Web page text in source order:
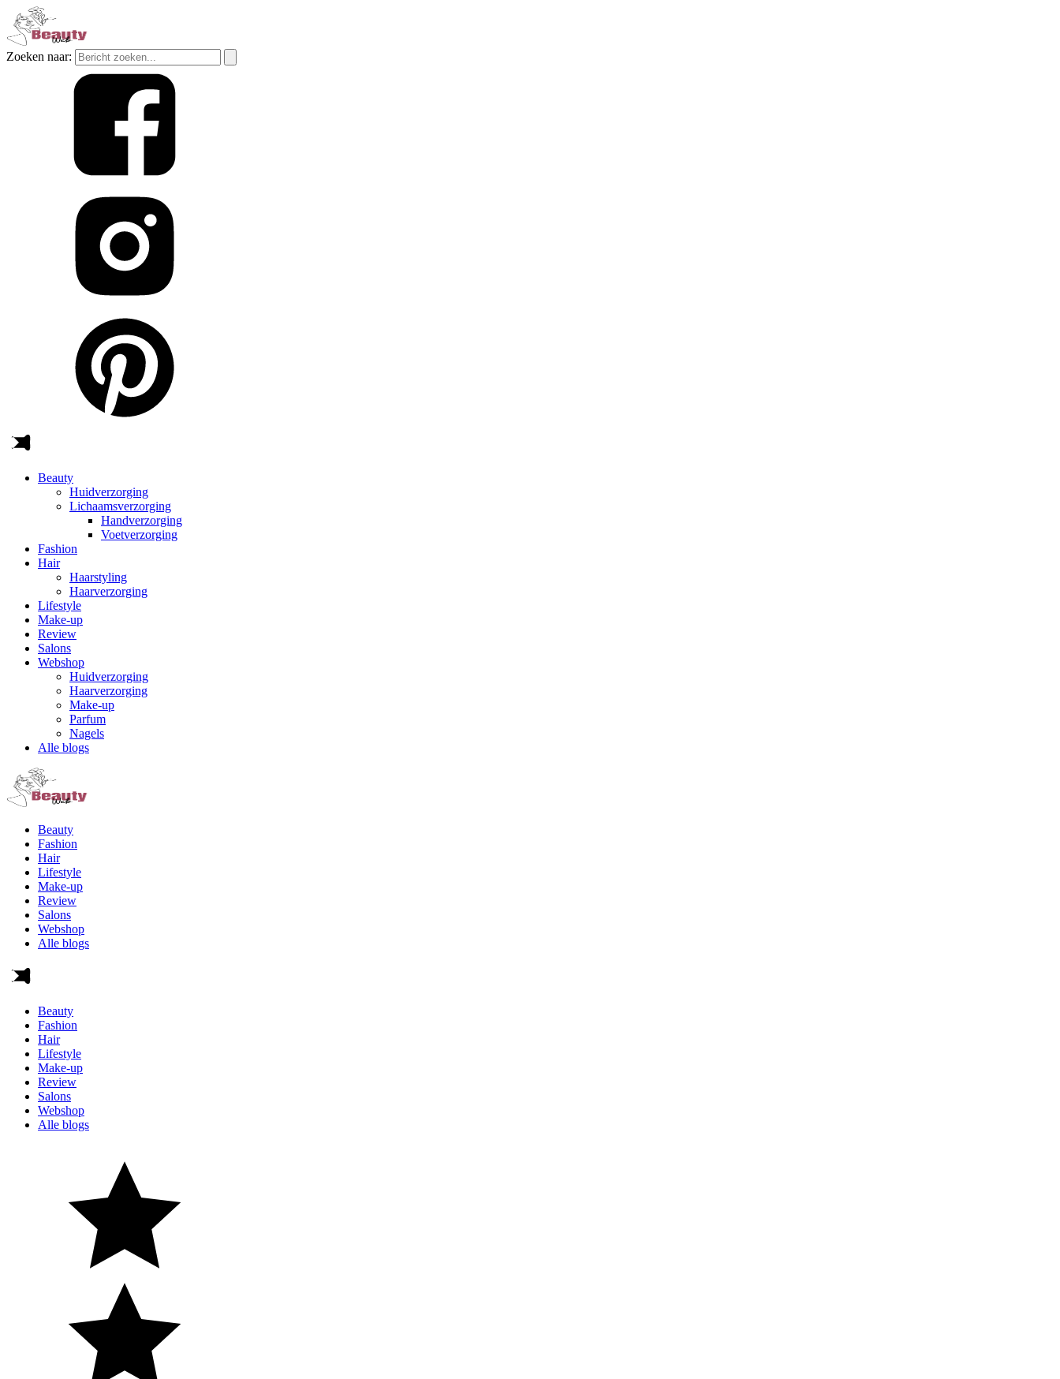
Zoeken naar:
Beauty
Huidverzorging
Lichaamsverzorging
Handverzorging
Voetverzorging
Fashion
Hair
Haarstyling
Haarverzorging
Lifestyle
Make-up
Review
Salons
Webshop
Huidverzorging
Haarverzorging
Make-up
Parfum
Nagels
Alle blogs
Beauty
Fashion
Hair
Lifestyle
Make-up
Review
Salons
Webshop
Alle blogs
Beauty
Fashion
Hair
Lifestyle
Make-up
Review
Salons
Webshop
Alle blogs